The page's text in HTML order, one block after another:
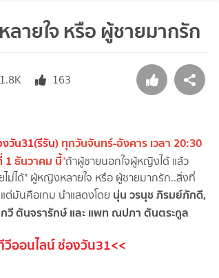
ายใจ หรือ ผู้ชายมากรัก
163
วัน31(รีรัน)ทุกวันจันทร์-อังคาร เวลา 20:30
1 ธันวาคม นี้"ถ้าผู้ชายนอกใจผู้หญิงได้ แล้ว
ม่ได้" ผู้หญิงหลายใจ หรือ ผู้ชายมากรัก..สิ่งที่
ต่มันคือเกม นำแสดงโดย นุ่น วรนุช ภิรมย์ภักดี,
วี ตันจรารักษ์ และ แพท ณปภา ตันตระกูล
ออนไลน์ ช่องวัน31<<